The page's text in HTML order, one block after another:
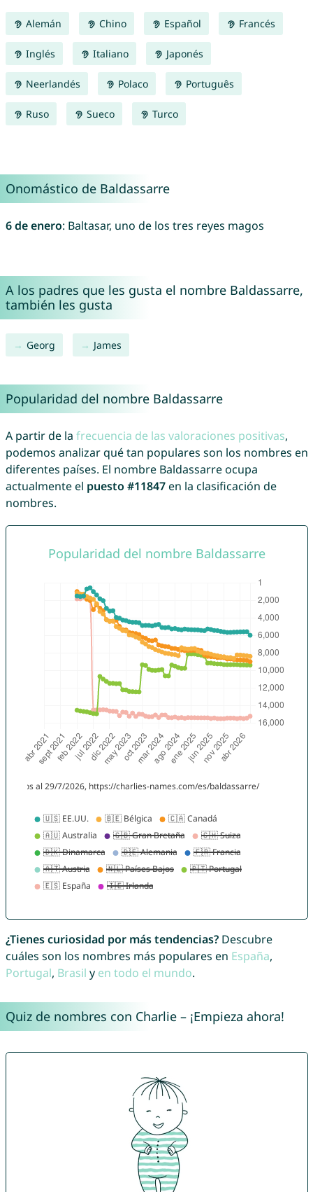
Alemán Chino Español Francés
Inglés Italiano Japonés
Neerlandés Polaco Português
Ruso Sueco Turco
Onomástico de Baldassarre
6 de enero: Baltasar, uno de los tres reyes magos
A los padres que les gusta el nombre Baldassarre,
también les gusta
Georg James
Popularidad del nombre Baldassarre
A partir de la frecuencia de las valoraciones positivas,
podemos analizar qué tan populares son los nombres en
diferentes países. El nombre Baldassarre ocupa
actualmente el puesto #11847en la clasificación de
nombres.
¿Tienes curiosidad por más tendencias?Descubre
cuáles son los nombres más populares en España,
Portugal, Brasil y en todo el mundo.
Quiz de nombres con Charlie – ¡Empieza ahora!